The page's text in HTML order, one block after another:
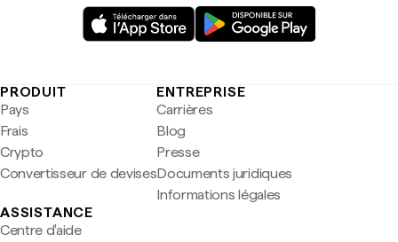
PRODUIT
Pays
Frais
Crypto
Convertisseur de devises
ENTREPRISE
Carrières
Blog
Presse
Documents juridiques
Informations légales
ASSISTANCE
Centre d'aide